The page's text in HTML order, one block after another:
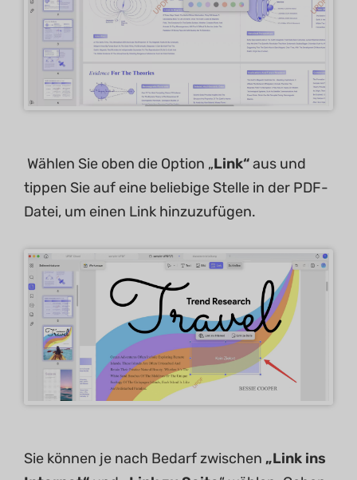
Wählen Sie oben die Option „Link“aus und
tippen Sie auf eine beliebige Stelle in der PDF-
Datei, um einen Link hinzuzufügen.
Sie können je nach Bedarf zwischen „Link ins